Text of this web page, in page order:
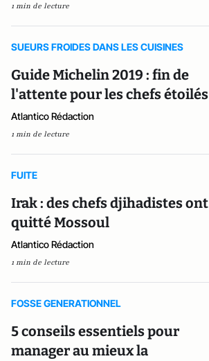
1 min de lecture
SUEURS FROIDES DANS LES CUISINES
Guide Michelin 2019 : fin de
l'attente pour les chefs étoilés
Atlantico Rédaction
1 min de lecture
FUITE
Irak : des chefs djihadistes ont
quitté Mossoul
Atlantico Rédaction
1 min de lecture
FOSSE GENERATIONNEL
5 conseils essentiels pour
manager au mieux la